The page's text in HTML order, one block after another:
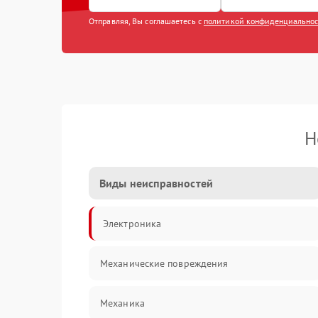
Отправляя, Вы соглашаетесь с политикой
Виды неисправностей
Электроника
Механические повреждения
Механика